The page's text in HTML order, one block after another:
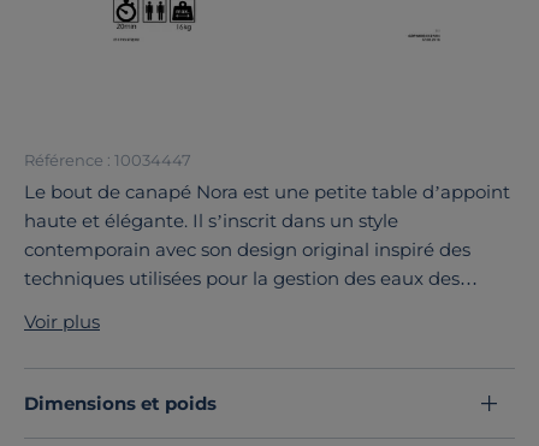
Référence : 10034447
Le bout de canapé Nora est une petite table d’appoint
haute et élégante. Il s’inscrit dans un style
contemporain avec son design original inspiré des
techniques utilisées pour la gestion des eaux des
du Portugal. Il se distingue par sa hauteur qui permet
de travailler ou de manger confortablement sur son
canapé. Il présente une finition en placage de noyer.
Voir plus
Dimensions et poids